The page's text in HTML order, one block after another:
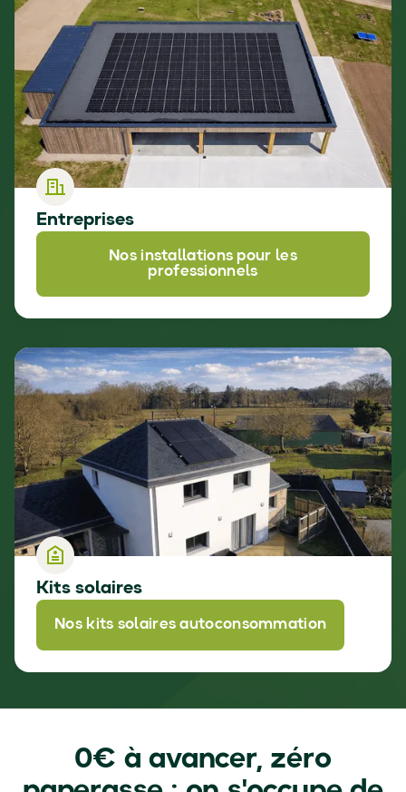
Entreprises
Nos installations pour les
professionnels
Kits solaires
Nos kits solaires autoconsommation
0€ à avancer, zéro